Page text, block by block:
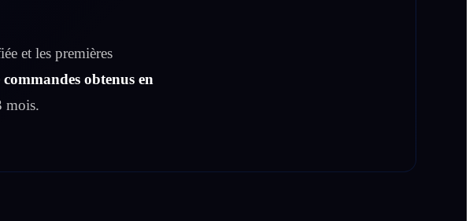
et les premières
commandes obtenus en
mois.